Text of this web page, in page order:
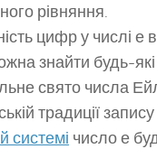
рівняння.
цифр у числі
знайти будь-
свято числа
традиції
системі число е